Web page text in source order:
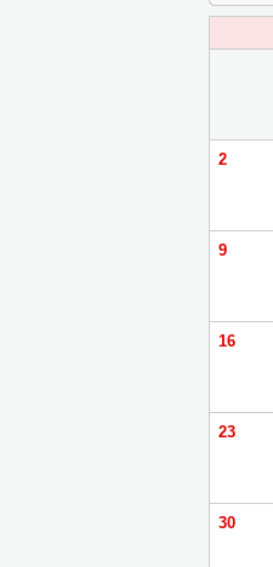
2
9
16
23
30